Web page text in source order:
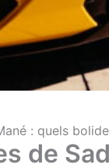
: quels
de